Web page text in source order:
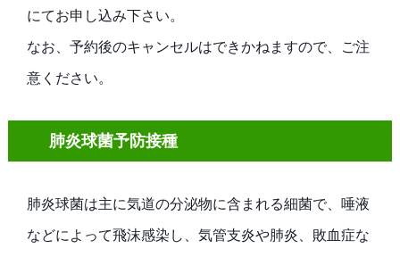
にてお申し込み下さい。
なお、予約後のキャンセルはできかねますので、ご注
意ください。
肺炎球菌予防接種
肺炎球菌は主に気道の分泌物に含まれる細菌で、唾液
などによって飛沫感染し、気管支炎や肺炎、敗血症な